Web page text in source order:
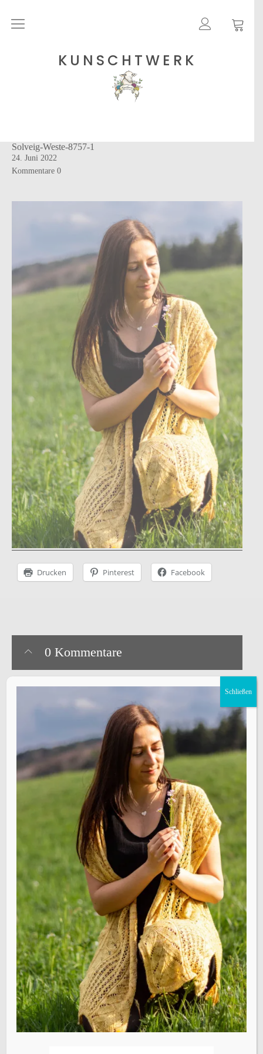
KUNSCHTWERK
Rohgarne
Strickanleitungen
Über
Blog
Newsletter
InstagramfacebookPinterestRavelry
Solveig-Weste-8757-1
24. Juni 2022
Kommentare 0
Drucken Pinterest Facebook
0 Kommentare
Deine E-Mail-Adresse wird nicht veröffentlicht.
Erforderliche
markiert
Kommentar*
Name *
E-Mail-Adresse *
Website
Name, E-Mail-Adresse und Website in diesem Browser
für meinen nächsten Kommentar speichern.
Schließen